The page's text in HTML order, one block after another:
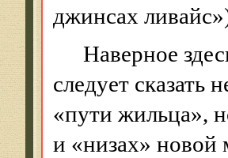
джинсах ливайс
Наверное
следует сказать
«пути жильца»,
и «низах» новой